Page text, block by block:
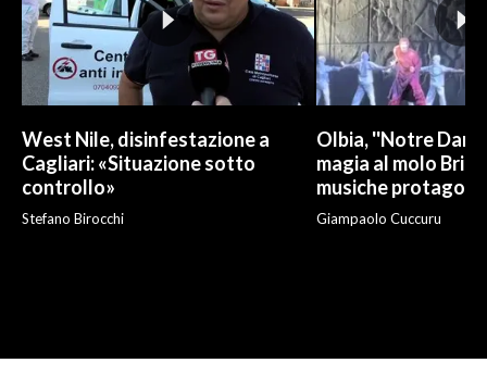
West Nile, disinfestazione a
Cagliari: «Situazione sotto
controllo»
Stefano Birocchi
Olbia, ''Notre
magia al molo Brin:
musiche
Giampaolo Cuccuru